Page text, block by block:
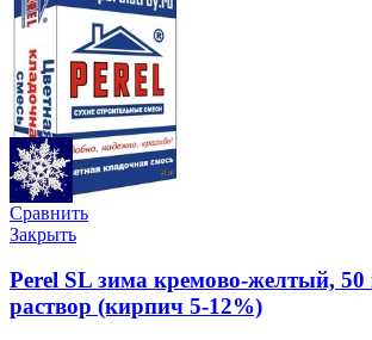
Сравнить
Закрыть
Perel SL зима кремово-желтый,
раствор (кирпич 5-12%)